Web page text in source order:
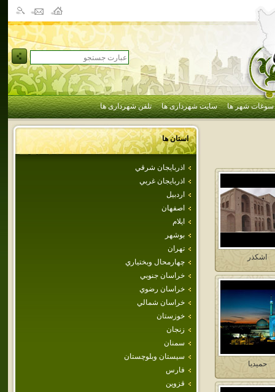
سوغات شهر ها سایت شهرداری ها تلفن شهرداری ها
استان ها
اذربايجان شرقي
اذربايجان غربي
اردبيل
اصفهان
ايلام
بوشهر
تهران
چهارمحال وبختياري
خراسان جنوبي
خراسان رضوي
خراسان شمالي
خوزستان
زنجان
سمنان
سيستان وبلوچستان
فارس
قزوين
اشكذر
حميديا